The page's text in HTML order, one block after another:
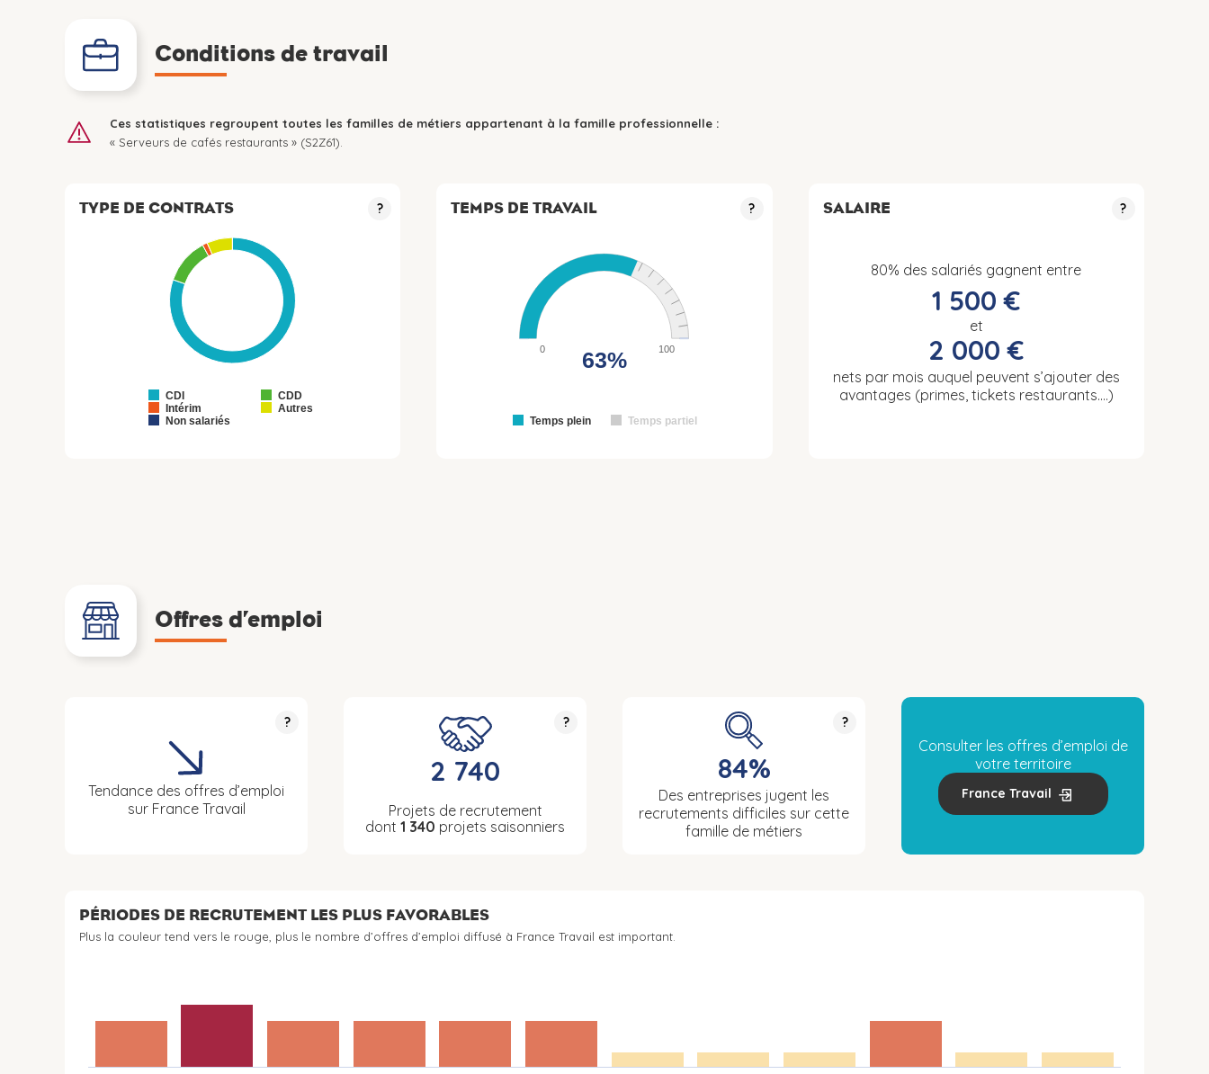
Conditions de travail
Ces statistiques regroupent toutes les familles de métiers appartenant à la famille professionnelle :
« Serveurs de cafés restaurants » (S2Z61).
TYPE DE CONTRATS ?
CDI
CDD
Intérim
Autres
Non salariés
TEMPS DE TRAVAIL ?
Temps plein Temps partiel
0 100
63%
SALAIRE ?
80% des salariés gagnent entre
1 500 €
et
2 000 €
nets par mois auquel peuvent s’ajouter des
avantages (primes, tickets restaurants….)
Offres d’emploi
?
Tendance des offres d’emploi
sur France Travail
?
2 740
Projets de recrutement
dont 1 340 projets saisonniers
?
84%
Des entreprises jugent les
recrutements difficiles sur cette
famille de métiers
Consulter les offres d’emploi de
votre territoire
France Travail
PÉRIODES DE RECRUTEMENT LES PLUS FAVORABLES
Plus la couleur tend vers le rouge, plus le nombre d’offres d’emploi diffusé à France Travail est important.